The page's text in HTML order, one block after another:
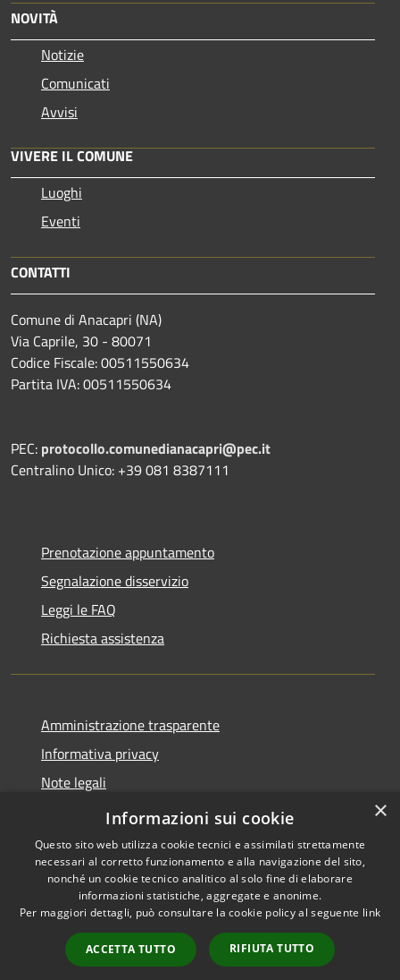
NOVITÀ
Notizie
Comunicati
Avvisi
VIVERE IL COMUNE
Luoghi
Eventi
CONTATTI
Comune di Anacapri (NA)
Via Caprile, 30 - 80071
Codice Fiscale: 00511550634
Partita IVA: 00511550634
PEC: protocollo.comunedianacapri@pec.it
Centralino Unico: +39 081 8387111
Prenotazione appuntamento
Segnalazione disservizio
Leggi le FAQ
Richiesta assistenza
Amministrazione trasparente
Informativa privacy
Note legali
Dichiarazione di accessibilità
Accessibilità
Copyright © 2026 • Comune di
Anacapri • Powered by
Municipium•
Accesso
redazione
×
Informazioni sui cookie
Questo sito web utilizza cookie tecnici e assimilati strettamente
necessari al corretto funzionamento e alla navigazione del sito,
nonché un cookie tecnico analitico al solo fine di elaborare
informazioni statistiche, aggregate e anonime.
Per maggiori dettagli, può consultare la cookie policy al seguente link
ACCETTA TUTTO RIFIUTA TUTTO